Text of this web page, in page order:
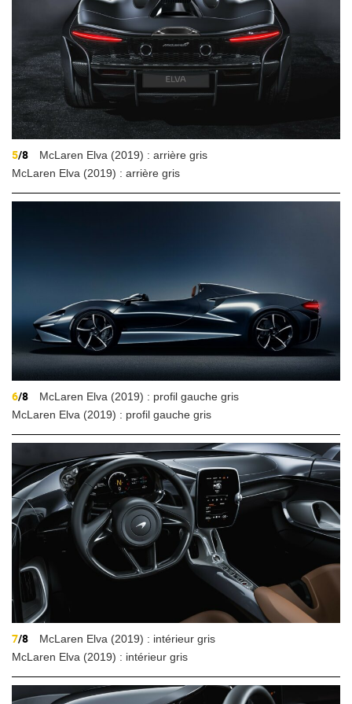
5/8
McLaren Elva (2019) : arrière gris
McLaren Elva (2019) : arrière gris
6/8
McLaren Elva (2019) : profil gauche gris
McLaren Elva (2019) : profil gauche gris
7/8
McLaren Elva (2019) : intérieur gris
McLaren Elva (2019) : intérieur gris